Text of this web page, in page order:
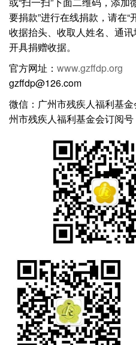
要捐款”进行在线捐款，请在“
收据抬头、收取人姓名、通
开具捐赠收据。
官方网址： www.gzffdp.org
gzffdp@126.com
微信：广州市残疾人
州市残疾人福利基金会订阅号